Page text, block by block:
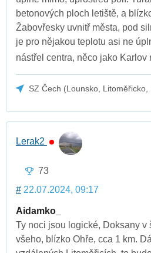
betonových ploch letiště, a
Žabovřesky uvnitř města, pod
je pro nějakou teplotu asi ne
nástřel centra, něco jako Karlov
SZ Čech (Lounsko, Litoměřicko,
Lerak2
73
# 22.07.2024, 09:17
Aidamko_
Ty noci jsou logické, Doksany v
všeho, blízko Ohře, cca 1 km.